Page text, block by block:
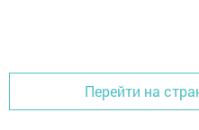
Перейти на